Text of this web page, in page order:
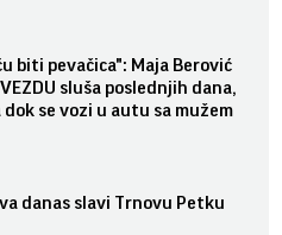
biti pevačica": Maja Berović
sluša poslednjih dana,
se vozi u autu sa mužem
danas slavi Trnovu Petku